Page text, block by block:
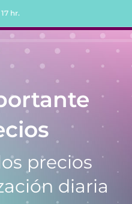
precios
diaria
hr.
POR MENOR